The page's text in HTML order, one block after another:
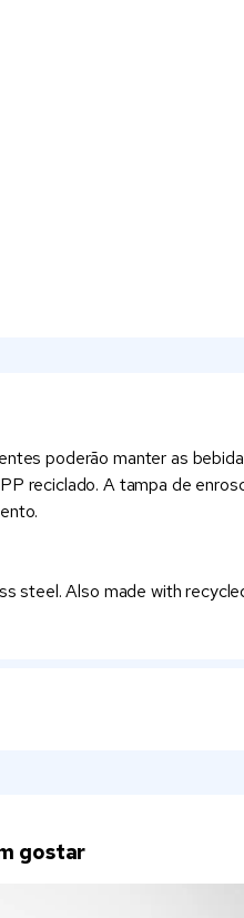
poderão manter as
reciclado. A tampa de
steel. Also made with
gostar